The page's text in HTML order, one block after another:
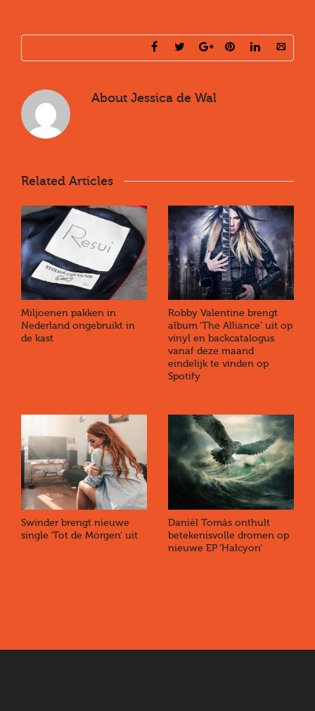
About Jessica de Wal
Related Articles
Miljoenen pakken in
Nederland ongebruikt in
de kast
Robby Valentine brengt
album ‘The Alliance’ uit op
vinyl en backcatalogus
vanaf deze maand
eindelijk te vinden op
Spotify
Swinder brengt nieuwe
single ‘Tot de Mörgen’ uit
Daniël Tomàs onthult
betekenisvolle dromen op
nieuwe EP ‘Halcyon’